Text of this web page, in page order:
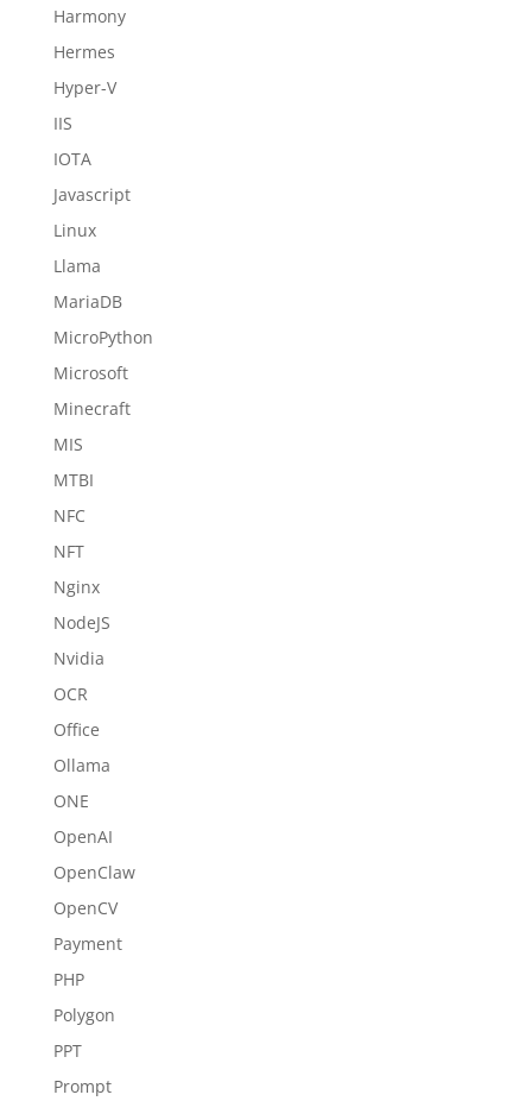
Harmony
Hermes
Hyper-V
IIS
IOTA
Javascript
Linux
Llama
MariaDB
MicroPython
Microsoft
Minecraft
MIS
MTBI
NFC
NFT
Nginx
NodeJS
Nvidia
OCR
Office
Ollama
ONE
OpenAI
OpenClaw
OpenCV
Payment
PHP
Polygon
PPT
Prompt